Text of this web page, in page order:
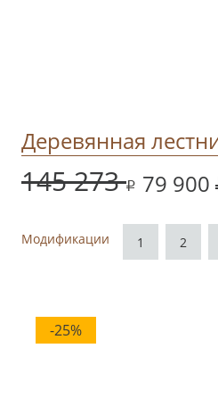
Деревянная
145 273 79 900
Модификации 1 2
-25%